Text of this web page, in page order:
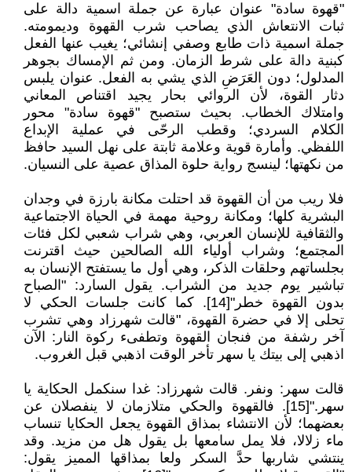
"قهوة سادة" عنوان عبارة عن جملة اسمية دالة على
ثبات الانتعاش الذي يصاحب شرب القهوة وديمومته.
جملة اسمية ذات طابع وصفي إنشائي؛ يغيب عنها الفعل
كبنية دالة على شرط الزمان. ومن ثم الإمساك بجوهر
المدلول؛ دون العَرَضِ الذي يشي به الفعل. عنوان يلبس
دثار القوة، لأن الروائي بحار يجيد اقتناص المعاني
وامتلاك الخطاب. بحيث ستصبح "قهوة سادة" محور
الكلام السردي؛ وقطب الرحّى في عملية الإبداع
اللفظي. وأمارة قوية وعلامة ثابتة على نهل السيد حافظ
من نكهتها؛ لينسج رواية حلوة المذاق عصية على النسيان.
فلا ريب من أن القهوة قد احتلت مكانة بارزة في وجدان
البشرية كلها؛ ومكانة روحية مهمة في الحياة الاجتماعية
والثقافية للإنسان العربي، وهي شراب شعبي لكل فئات
المجتمع؛ وشراب أولياء الله الصالحين حيث اقترنت
بجلساتهم وحلقات الذكر، وهي أول ما يستفتح الإنسان به
تباشير يوم جديد من الشراب. يقول السارد: "الصباح
بدون القهوة خطر"[14]. كما كانت جلسات الحكي لا
تحلى إلا في حضرة القهوة، "قالت شهرزاد وهي تشرب
آخر رشفة من فنجان القهوة وتطفىء ركوة النار: الآن
اذهبي إلى بيتك يا سهر تأخر الوقت اذهبي قبل الغروب.
قالت سهر: ونفر. قالت شهرزاد: غدا سنكمل الحكاية يا
سهر."[15]. فالقهوة والحكي متلازمان لا ينفصلان عن
بعضهما؛ لأن الانتشاء بمذاق القهوة يجعل الحكايا تنساب
ماء زلالا، فلا يمل سامعها بل يقول هل من مزيد. وقد
ينتشي شاربها حدَّ السكر ولعا بمذاقها المميز يقول: